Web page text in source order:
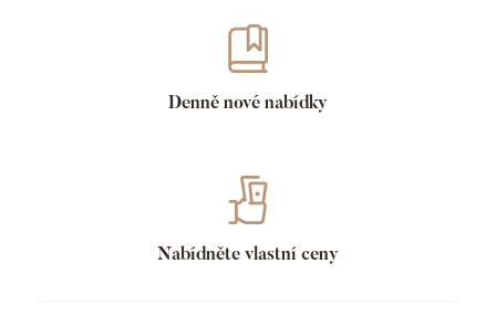
Denně nové nabídky
Nabídněte vlastní ceny